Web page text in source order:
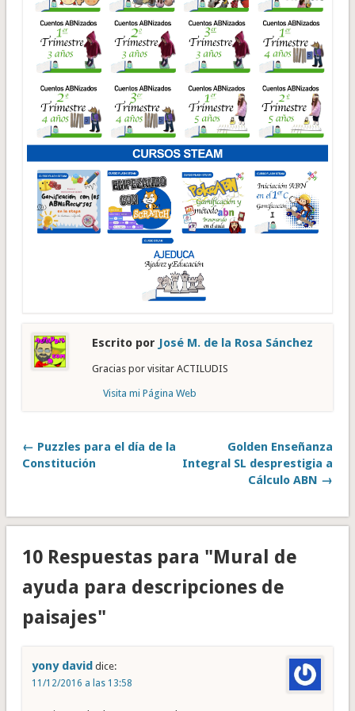
Escrito por José M. de la Rosa Sánchez
Gracias por visitar ACTILUDIS
Visita mi Página Web
← Puzzles para el día de la
Constitución
Golden Enseñanza
Integral SL desprestigia a
Cálculo ABN →
10 Respuestas para "Mural de
ayuda para descripciones de
paisajes"
yony david dice:
11/12/2016 a las 13:58